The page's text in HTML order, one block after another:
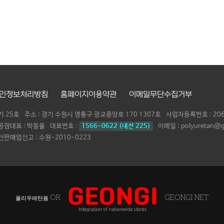
정보처리방침 홈페이지이용약관 이메일무단수집거부
25호 주소 : 경기 수원시 영통구 광교중앙로 170 1307호 사업자등록번호 :
점대표 : 박동율 대표번호 : 1566-0622 (내선 225)
이메일 :
판매업신고 : 수원-2010-0223
폴리우레탄폼 OR GEONGI NET